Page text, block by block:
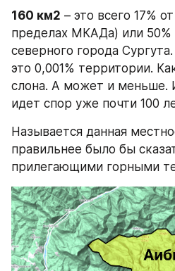
160 км2 – это всего 17%
пределах МКАДа) или 50%
северного города
это 0,001% территории.
слона. А может и меньше.
идет спор уже почти 100
Называется данная
правильнее было бы
прилегающими горными